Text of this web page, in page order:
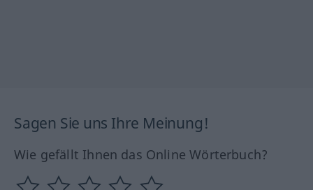
Sagen Sie uns Ihre Meinung!
Wie gefällt Ihnen das Online Wörterbuch?